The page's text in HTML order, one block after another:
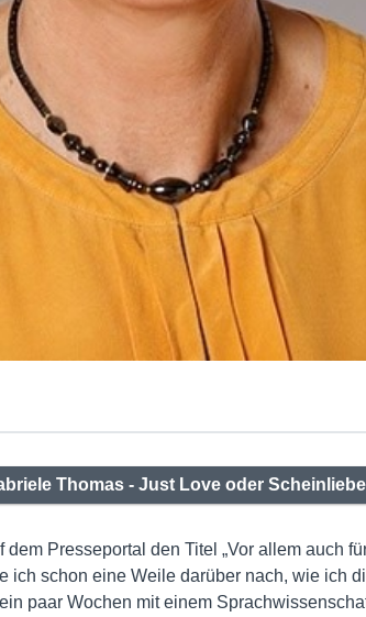
Thomas - Just Love oder
Presseportal den Titel „Vor allem auch
ich schon eine Weile darüber nach, wie ich
paar Wochen mit einem